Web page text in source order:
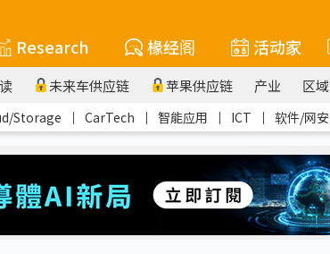
Research 椽经阁 活动家
未来车供应链 苹果供应链 产业 区域
Storage ｜ CarTech ｜ 智能应用 ｜ ICT ｜ 软件/网安